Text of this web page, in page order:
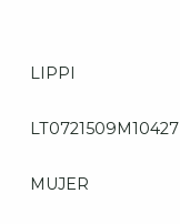
LIPPI
LT0721509M10427
MUJER